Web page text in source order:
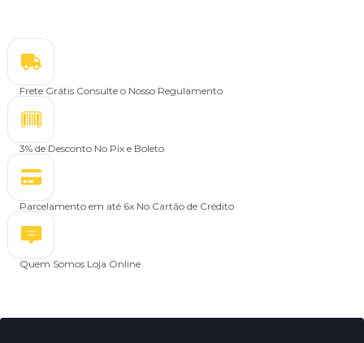
Frete Grátis Consulte o Nosso Regulamento
3% de Desconto No Pix e Boleto
Parcelamento em até 6x No Cartão de Crédito
Quem Somos Loja Online